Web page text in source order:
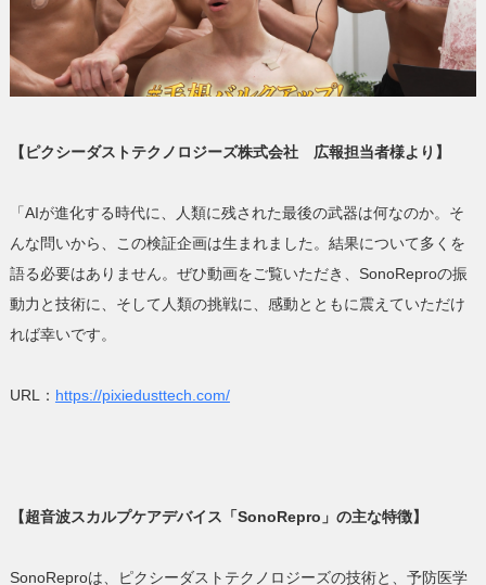
【ピクシーダストテクノロジーズ株式会社 広報担当者様より】
「AIが進化する時代に、人類に残された最後の武器は何なのか。そ
んな問いから、この検証企画は生まれました。結果について多くを
語る必要はありません。ぜひ動画をご覧いただき、SonoReproの振
動力と技術に、そして人類の挑戦に、感動とともに震えていただけ
れば幸いです。
URL： https://pixiedusttech.com/
【超音波スカルプケアデバイス「SonoRepro」の主な特徴】
SonoReproは、ピクシーダストテクノロジーズの技術と、予防医学